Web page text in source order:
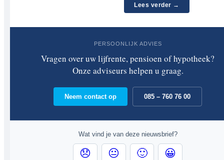
Lees verder →
PERSOONLIJK ADVIES
Vragen over uw lijfrente, pensioen of hypotheek?
Onze adviseurs helpen u graag.
Neem contact op 085 – 760 76 00
Wat vind je van deze nieuwsbrief?
😞 😐 🙂 😀